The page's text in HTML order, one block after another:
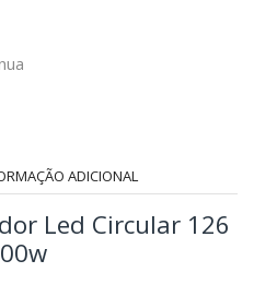
ADICIONAL
Led Circular 126